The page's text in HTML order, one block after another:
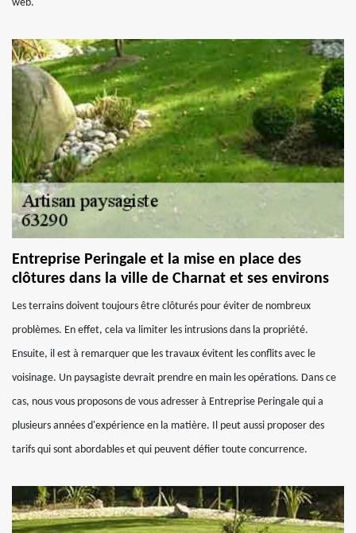
web.
Entreprise Peringale et la mise en place des
clôtures dans la ville de Charnat et ses environs
Les terrains doivent toujours être clôturés pour éviter de nombreux
problèmes. En effet, cela va limiter les intrusions dans la propriété.
Ensuite, il est à remarquer que les travaux évitent les conflits avec le
voisinage. Un paysagiste devrait prendre en main les opérations. Dans ce
cas, nous vous proposons de vous adresser à Entreprise Peringale qui a
plusieurs années d'expérience en la matière. Il peut aussi proposer des
tarifs qui sont abordables et qui peuvent défier toute concurrence.